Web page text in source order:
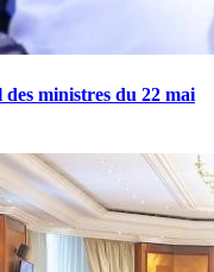
ministres du 22 mai